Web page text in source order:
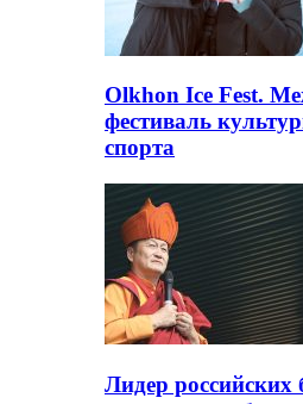
Olkhon Ice Fest.
фестиваль
спорта
Лидер российских